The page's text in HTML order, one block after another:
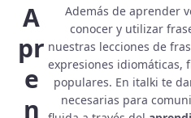
A
pr
e
n
Además de aprender
conocer y utilizar
nuestras lecciones de
expresiones idiomáticas,
populares. En italki te
necesarias para